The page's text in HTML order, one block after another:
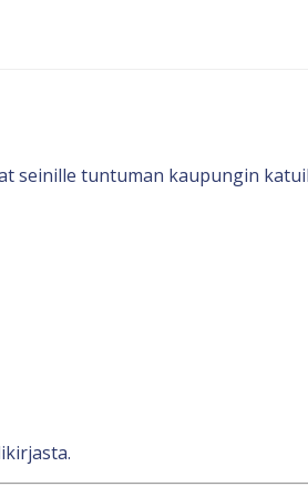
seinille tuntuman kaupungin